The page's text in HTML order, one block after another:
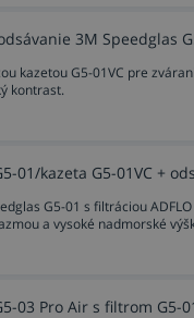
3M Speedglas
kazetou G5-01VC pre
kontrast.
01/kazeta G5-01VC +
G5-01 s filtráciou
a vysoké nadmorské
03 Pro Air s filtrom G5-